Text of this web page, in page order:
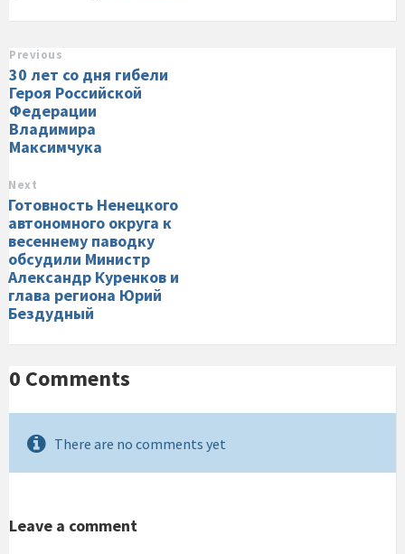
Previous
30 лет со дня гибели
Героя Российской
Федерации
Владимира
Максимчука
Next
Готовность Ненецкого
автономного округа к
весеннему паводку
обсудили Министр
Александр Куренков и
глава региона Юрий
Бездудный
0 Comments
There are no comments yet
Leave a comment